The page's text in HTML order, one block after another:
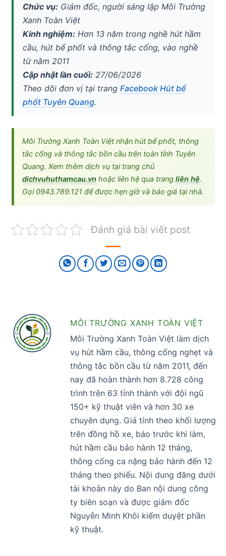
Chức vụ: Giám đốc, người sáng lập Môi Trường
Xanh Toàn Việt
Kinh nghiệm: Hơn 13 năm trong nghề hút hầm
cầu, hút bể phốt và thông tắc cống, vào nghề
từ năm 2011
Cập nhật lần cuối: 27/06/2026
Theo dõi đơn vị tại trang Facebook Hút bể
phốt Tuyên Quang.
Môi Trường Xanh Toàn Việt nhận hút bể phốt, thông
tắc cống và thông tắc bồn cầu trên toàn tỉnh Tuyên
Quang. Xem thêm dịch vụ tại trang chủ
dichvuhuthamcau.vn hoặc liên hệ qua trang liên hệ.
Gọi 0943.789.121 để được hẹn giờ và báo giá tại nhà.
Đánh giá bài viết post
MÔI TRƯỜNG XANH TOÀN VIỆT
Môi Trường Xanh Toàn Việt làm dịch
vụ hút hầm cầu, thông cống nghẹt và
thông tắc bồn cầu từ năm 2011, đến
nay đã hoàn thành hơn 8.728 công
trình trên 63 tỉnh thành với đội ngũ
150+ kỹ thuật viên và hơn 30 xe
chuyên dụng. Giá tính theo khối lượng
trên đồng hồ xe, báo trước khi làm,
hút hầm cầu bảo hành 12 tháng,
thông cống ca nặng bảo hành đến 12
tháng theo phiếu. Nội dung đăng dưới
tài khoản này do Ban nội dung công
ty biên soạn và được giám đốc
Nguyễn Minh Khôi kiểm duyệt phần
kỹ thuật.